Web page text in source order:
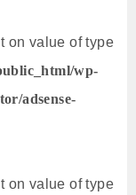
on value of type
wp-
adsense-
on value of type